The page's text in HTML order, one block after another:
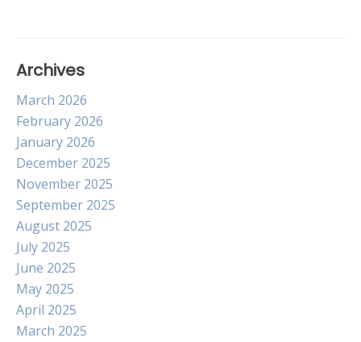
Archives
March 2026
February 2026
January 2026
December 2025
November 2025
September 2025
August 2025
July 2025
June 2025
May 2025
April 2025
March 2025